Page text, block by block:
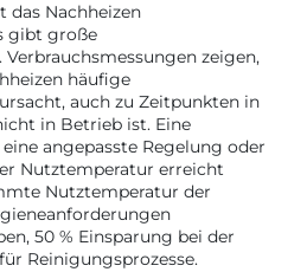
das Nachheizen
gibt große
zeigen,
häufige
auch zu Zeitpunkten in
in Betrieb ist. Eine
angepasste Regelung oder
Nutztemperatur erreicht
Nutztemperatur der
50 % Einsparung bei der
Reinigungsprozesse.